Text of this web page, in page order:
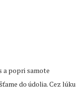
a popri samote
do údolia. Cez lúku